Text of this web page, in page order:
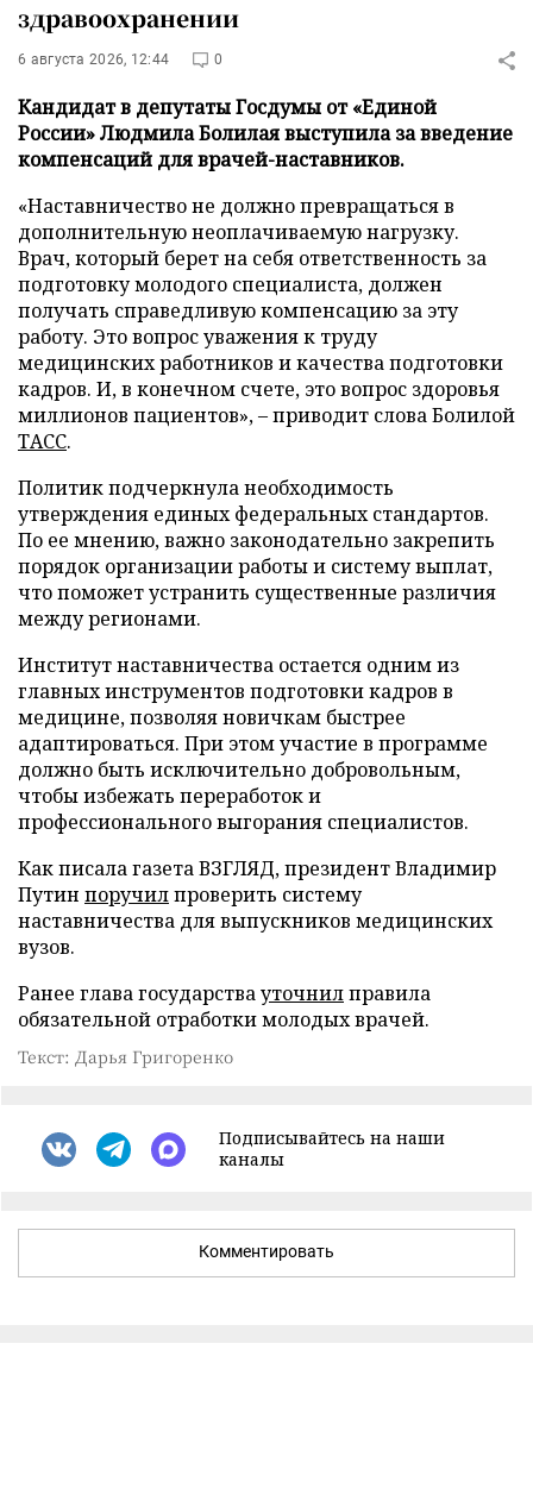
здравоохранении
6 августа 2026, 12:44 0
Кандидат в депутаты Госдумы от «Единой
России» Людмила Болилая выступила за введение
компенсаций для врачей-наставников.
«Наставничество не должно превращаться в
дополнительную неоплачиваемую нагрузку.
Врач, который берет на себя ответственность за
подготовку молодого специалиста, должен
получать справедливую компенсацию за эту
работу. Это вопрос уважения к труду
медицинских работников и качества подготовки
кадров. И, в конечном счете, это вопрос здоровья
миллионов пациентов», – приводит слова Болилой
ТАСС.
Политик подчеркнула необходимость
утверждения единых федеральных стандартов.
По ее мнению, важно законодательно закрепить
порядок организации работы и систему выплат,
что поможет устранить существенные различия
между регионами.
Институт наставничества остается одним из
главных инструментов подготовки кадров в
медицине, позволяя новичкам быстрее
адаптироваться. При этом участие в программе
должно быть исключительно добровольным,
чтобы избежать переработок и
профессионального выгорания специалистов.
Как писала газета ВЗГЛЯД, президент Владимир
Путин поручилпроверить систему
наставничества для выпускников медицинских
вузов.
Ранее глава государствауточнилправила
обязательной отработки молодых врачей.
Текст: Дарья Григоренко
Подписывайтесь на наши
каналы
Комментировать